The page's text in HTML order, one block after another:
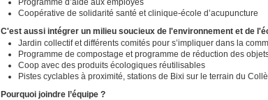
Coopérative de solidarité santé et clinique-école d’acupuncture
C'est aussi intégrer un milieu soucieux de l'environnement et de
Jardin collectif et différents comités pour s’impliquer dans la
Programme de compostage et programme de réduction des
Coop avec des produits écologiques réutilisables
Pistes cyclables à proximité, stations de Bixi sur le terrain du
Pourquoi joindre l’équipe ?